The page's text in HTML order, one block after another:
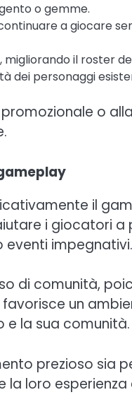
o gemme.
a giocare
il roster
dei personaggi
o
il
i giocatori a
eventi impegnativi.
di comunità,
un
e la sua comunità.
prezioso sia
la loro